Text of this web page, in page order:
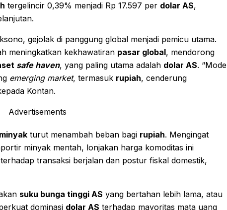
tergelincir 0,39% menjadi Rp 17.597 per dolar AS,
gejolak di panggung global menjadi pemicu utama.
meningkatkan kekhawatiran pasar global, mendorong
safe haven, yang paling utama adalah dolar AS. “Mode
emerging market, termasuk rupiah, cenderung
Kontan.
Advertisements
turut menambah beban bagi rupiah. Mengingat
minyak mentah, lonjakan harga komoditas ini
transaksi berjalan dan postur fiskal domestik,
suku bunga tinggi AS yang bertahan lebih lama, atau
dominasi dolar AS terhadap mayoritas mata uang